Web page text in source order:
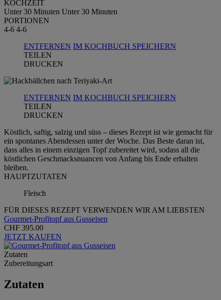
KOCHZEIT
Unter 30 Minuten Unter 30 Minuten
PORTIONEN
4-6 4-6
ENTFERNEN IM KOCHBUCH SPEICHERN
TEILEN
DRUCKEN
ENTFERNEN IM KOCHBUCH SPEICHERN
TEILEN
DRUCKEN
Köstlich, saftig, salzig und süss – dieses Rezept ist wie gemacht für
ein spontanes Abendessen unter der Woche. Das Beste daran ist,
dass alles in einem einzigen Topf zubereitet wird, sodass all die
köstlichen Geschmacksnuancen von Anfang bis Ende erhalten
bleiben.
HAUPTZUTATEN
Fleisch
FÜR DIESES REZEPT VERWENDEN WIR AM LIEBSTEN
Gourmet-Profitopf aus Gusseisen
CHF 395.00
JETZT KAUFEN
Zutaten
Zubereitungsart
Zutaten